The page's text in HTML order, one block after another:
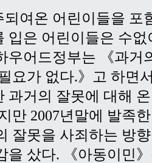
여온 어린이들을 포
입은 어린이들은 수없
우어드정부는 《과거
요가 없다.》고 하면
과거의 잘못에 대해
만 2007년말에 발족
잘못을 사죄하는 방
을 샀다. 《아동이민